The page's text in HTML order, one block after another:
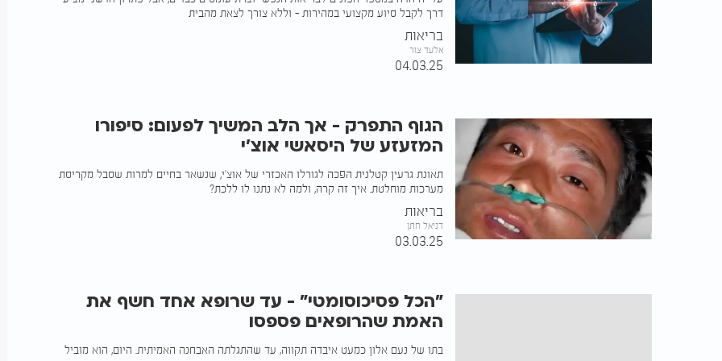
דרך לקבל סיוע מקצועי במהירות - וללא צורך לצאת מהבית
בריאות
אלעד צור
04.03.25
הגוף התפרק - אך הלב המשיך לפעום: סיפורו
המזעזע של היסאשי אוצ'י
תאונת גרעין קטלנית הפכה לגורלו האכזרי של אוצ'י, שנשאר בחיים למרות שסבל מקריסת
מערכות מוחלטת. איך זה קרה, ולמה לא נתנו לו ללכת?
בריאות
דניאל חתן
03.03.25
"הכל פסיכוסומטי" - עד שרופא אחד חשף את
האמת שהרופאים פספסו
בתו של נעם אלון כמעט איבדה תקווה, עד שהתגלתה האבחנה האמיתית. היום, הוא מוביל